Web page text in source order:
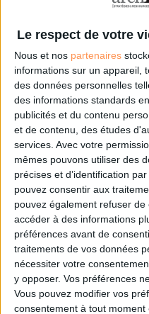
Le respect de votre
Nous et nos partenaires
informations sur un appareil,
des données personnelles
des informations standards
publicités et du contenu
et de contenu, des études
services. Avec votre
mêmes pouvons utiliser des
précises et d’identification
pouvez consentir aux
pouvez également refuser
accéder à des informations
préférences avant de
traitements de vos données
nécessiter votre
y opposer. Vos préférences
Vous pouvez modifier vos
consentement à tout
IA génératives : cas
Archivage physique et
outils
Stratégie data : tirez
données
LES DERNIÈRES